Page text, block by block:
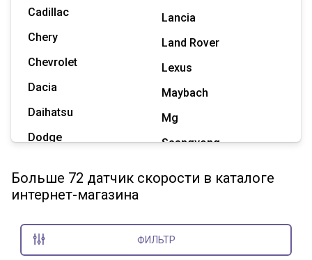
Cadillac
Chery
Chevrolet
Dacia
Daihatsu
Dodge
Great Wall
Hummer
Lancia
Land Rover
Lexus
Maybach
Mg
Ssangyong
Больше 72 датчик скорости в каталоге
интернет-магазина
ФИЛЬТР